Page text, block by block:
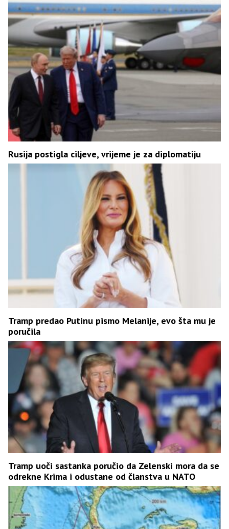
Rusija postigla ciljeve, vrijeme je za diplomatiju
Tramp predao Putinu pismo Melanije, evo šta mu je
poručila
Tramp uoči sastanka poručio da Zelenski mora da se
odrekne Krima i odustane od članstva u NATO